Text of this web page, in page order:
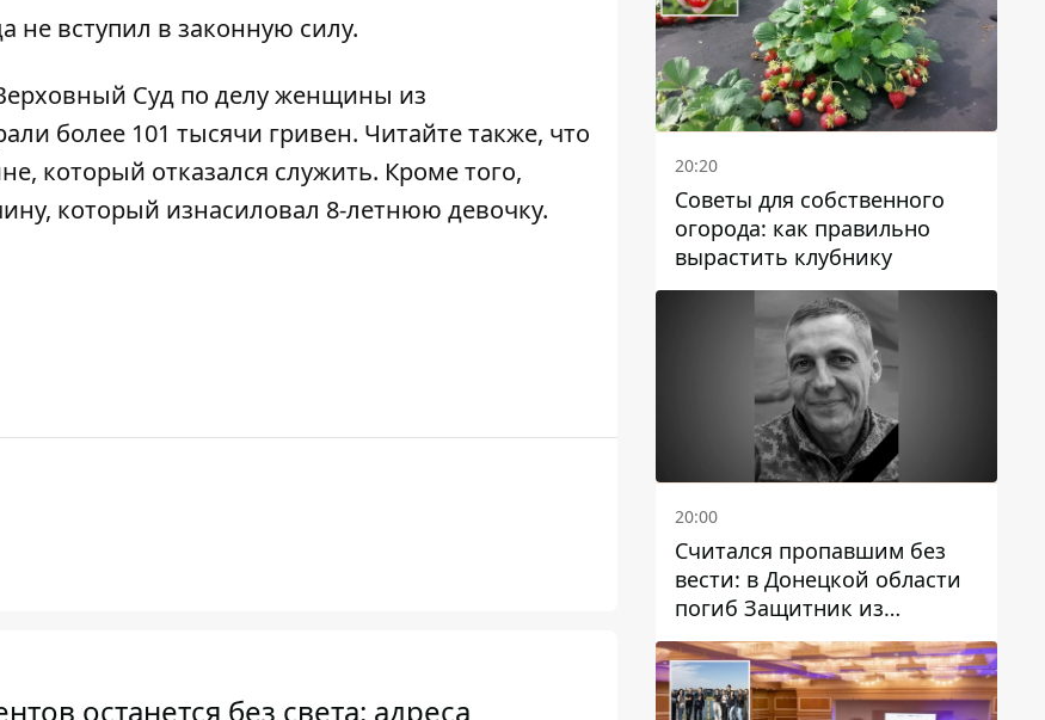
не вступил в законную силу.
Суд по делу женщины из
более 101 тысячи гривен. Читайте также, что
который отказался служить. Кроме того,
который изнасиловал 8-летнюю девочку.
останется без света: адреса
20:20
Советы для собственного
огорода: как правильно
вырастить клубнику
20:00
Считался пропавшим без
вести: в Донецкой области
погиб Защитник из
Каменского Антон
Красовский